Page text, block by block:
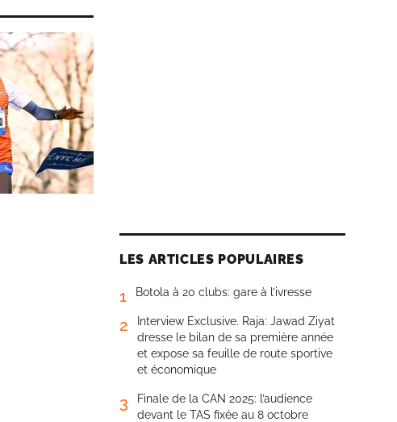
LES ARTICLES POPULAIRES
1 Botola à 20 clubs: gare à l’ivresse
2
Interview Exclusive. Raja: Jawad Ziyat
dresse le bilan de sa première année
et expose sa feuille de route sportive
et économique
3
Finale de la CAN 2025: l’audience
devant le TAS fixée au 8 octobre